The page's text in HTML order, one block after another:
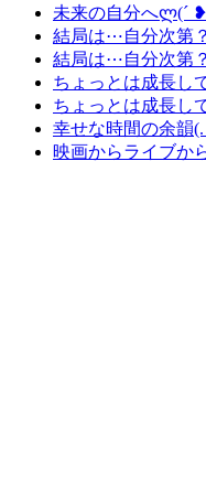
未来の自分へლ⁠(⁠´⁠
結局は⋯自分次第
結局は⋯自分次第
ちょっとは成長し
ちょっとは成長し
幸せな時間の余韻(⁠.⁠
映画からライブか